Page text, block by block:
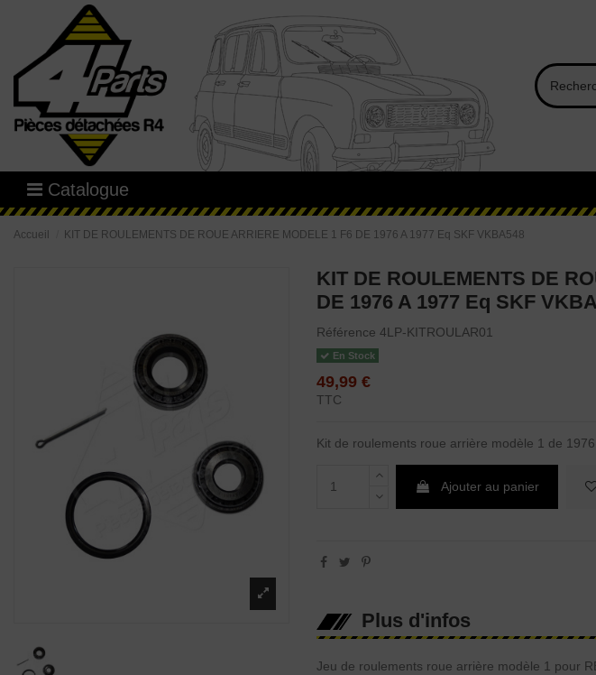
Catalogue
Accueil KIT DE ROULEMENTS DE ROUE ARRIERE MODELE 1 F6 DE 1976 A 1977 Eq SKF VKBA548
KIT DE ROULEMENTS DE
DE 1976 A 1977 Eq SKF
Référence 4LP-KITROULAR01
En Stock
49,99 €
TTC
Kit de roulements roue arrière modèle 1 de
Ajouter au panier
Plus d'infos
Jeu de roulements roue arrière modèle 1 pour